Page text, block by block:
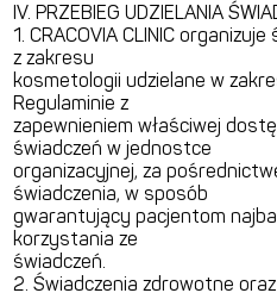
IV. PRZEBIEG UDZIELANIA
1. CRACOVIA CLINIC
z zakresu
kosmetologii udzielane w
Regulaminie z
zapewnieniem właściwej
świadczeń w jednostce
organizacyjnej, za
świadczenia, w sposób
gwarantujący pacjentom
korzystania ze
świadczeń.
2. Świadczenia zdrowotne